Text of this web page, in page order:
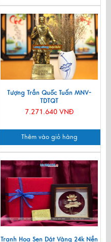
Tượng Trần Quốc Tuấn MNV-
TDTQT
7.271.640 VNĐ
Thêm vào giỏ hàng
Tranh Hoa Sen Dát Vàng 24k Nền